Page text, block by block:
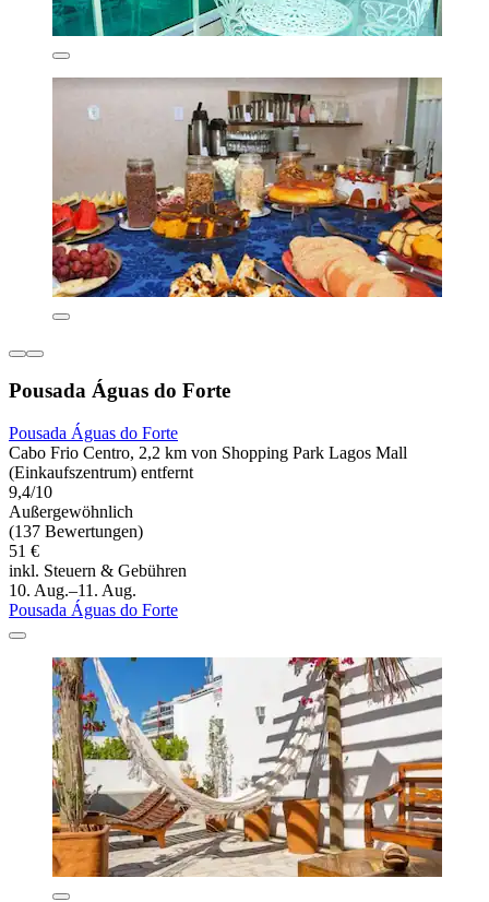
Pousada Águas do Forte
Pousada Águas do Forte
Cabo Frio Centro, 2,2 km von Shopping Park Lagos Mall
(Einkaufszentrum) entfernt
9,4/10
Außergewöhnlich
(137 Bewertungen)
51 €
inkl. Steuern & Gebühren
10. Aug.–11. Aug.
Pousada Águas do Forte